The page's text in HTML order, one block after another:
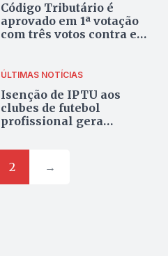
Código Tributário é
aprovado em 1ª votação
com três votos contra e
ÚLTIMAS NOTÍCIAS
Isenção de IPTU aos
clubes de futebol
profissional gera
vereadores da base e
oposição
2 →